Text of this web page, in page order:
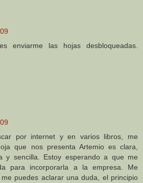
enviarme las hojas desbloqueadas.
por internet y en varios libros, me
que nos presenta Artemio es clara,
y sencilla. Estoy esperando a que me
para incorporarla a la empresa. Me
puedes aclarar una duda, el principio